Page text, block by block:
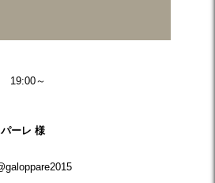
19:00～
ーレ 様